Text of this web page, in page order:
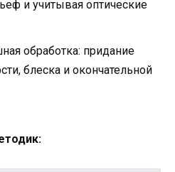
и учитывая оптические
обработка: придание
блеска и окончательной